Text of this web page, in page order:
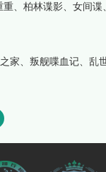
、柏林谍影、女间
家、叛舰喋血记、乱